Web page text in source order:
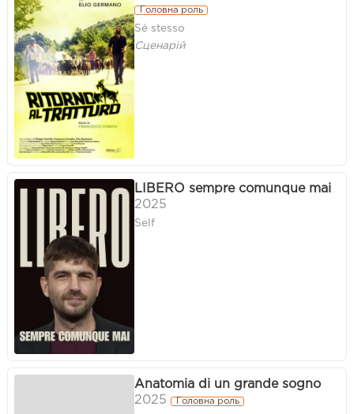
Головна роль
Sé stesso
Сценарій
LIBERO sempre comunque mai
2025
Self
Anatomia di un grande sogno
2025
Головна роль